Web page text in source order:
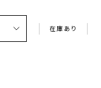
在庫あり